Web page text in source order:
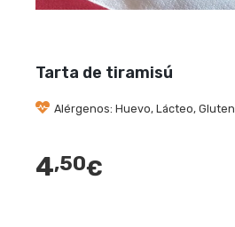
Tarta de tiramisú
Alérgenos: Huevo, Lácteo, Gluten
4,50€